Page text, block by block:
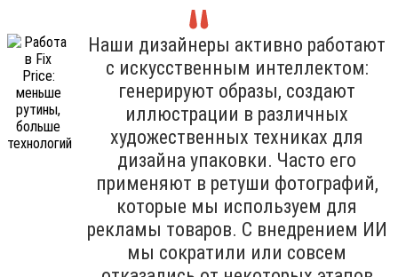
Наши дизайнеры активно работают
с искусственным интеллектом:
генерируют образы, создают
иллюстрации в различных
художественных техниках для
дизайна упаковки. Часто его
применяют в ретуши фотографий,
которые мы используем для
рекламы товаров. С внедрением ИИ
мы сократили или совсем